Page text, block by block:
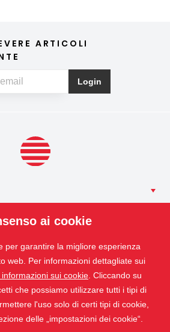
una manutenzione minima e può
riposo notturno più sereno. Se, oltre
particelle di polline che penetrano
all’interno.
ARTICOLI
Login
ai cookie
per garantire la migliore esperienza
web. Per informazioni dettagliate sui
informazioni sui cookie . Cliccando su
che possiamo utilizzare tutti i tipi di
l'uso solo di certi tipi di cookie,
delle „impostazioni dei cookie“.